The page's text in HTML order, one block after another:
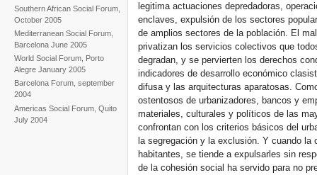
Southern African Social Forum,
October 2005
Mediterranean Social Forum,
Barcelona June 2005
World Social Forum, Porto
Alegre January 2005
Barcelona Forum, september
2004
Americas Social Forum, Quito
July 2004
legitima actuaciones depredadoras,
enclaves, expulsión de los sectores
de amplios sectores de la población. El
privatizan los servicios colectivos que
degradan, y se pervierten los derechos
indicadores de desarrollo económico
difusa y las arquitecturas aparatosas.
ostentosos de urbanizadores, bancos y
materiales, culturales y políticos de las
confrontan con los criterios básicos del
la segregación y la exclusión. Y cuando
habitantes, se tiende a expulsarles sin
de la cohesión social ha servido para no